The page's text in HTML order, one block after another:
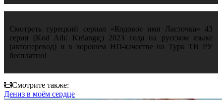
Смотреть турецкий сериал «Кодовое имя Ласточка» 43
серия (Kod Adı: Kırlangıç) 2023 года на русском языке
(автоперевод) и в хорошем HD-качестве на Турк ТВ РУ
бесплатно!
Смотрите также:
Дениз в моём сердце